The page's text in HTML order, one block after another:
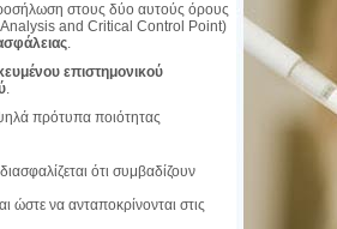
στους δύο αυτούς όρους
and Critical Control Point)
.
επιστημονικού
.
πρότυπα ποιότητας
ότι συμβαδίζουν
ώστε να ανταποκρίνονται στις